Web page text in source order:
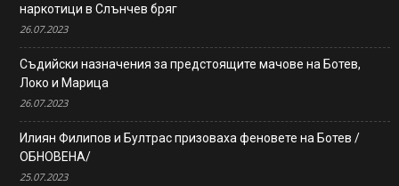
наркотици в Слънчев бряг
26.07.2023
Съдийски назначения за предстоящите мачове на Ботев,
Локо и Марица
26.07.2023
Илиян Филипов и Бултрас призоваха феновете на Ботев /
ОБНОВЕНА/
25.07.2023